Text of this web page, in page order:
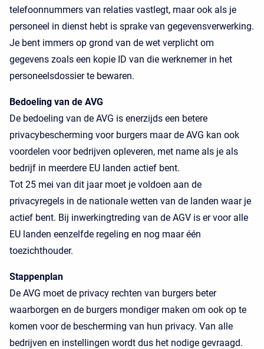
telefoonnummers van relaties vastlegt, maar ook als je
personeel in dienst hebt is sprake van gegevensverwerking.
Je bent immers op grond van de wet verplicht om
gegevens zoals een kopie ID van die werknemer in het
personeelsdossier te bewaren.
Bedoeling van de AVG
De bedoeling van de AVG is enerzijds een betere
privacybescherming voor burgers maar de AVG kan ook
voordelen voor bedrijven opleveren, met name als je als
bedrijf in meerdere EU landen actief bent.
Tot 25 mei van dit jaar moet je voldoen aan de
privacyregels in de nationale wetten van de landen waar je
actief bent. Bij inwerkingtreding van de AGV is er voor alle
EU landen eenzelfde regeling en nog maar één
toezichthouder.
Stappenplan
De AVG moet de privacy rechten van burgers beter
waarborgen en de burgers mondiger maken om ook op te
komen voor de bescherming van hun privacy. Van alle
bedrijven en instellingen wordt dus het nodige gevraagd.